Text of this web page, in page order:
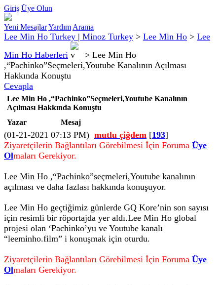
Giriş Üye Olun
Yeni MesajlarYardım Arama
Lee Min Ho Turkey | Minoz Turkey > Lee Min Ho > Lee
Min Ho Haberleri
> Lee Min Ho
,“Pachinko”Seçmeleri,Youtube Kanalının Açılması
Hakkında Konuştu
Cevapla
Lee Min Ho ,“Pachinko”Seçmeleri,Youtube Kanalının
Açılması Hakkında Konuştu
Yazar
Mesaj
(01-21-2021 07:13 PM) mutlu çiğdem [193]
Ziyaretçilerin Bağlantıları Görebilmesi İçin Foruma Üye
Olmaları Gerekiyor.
Lee Min Ho ,“Pachinko”seçmeleri,Youtube kanalının
açılması ve daha fazlası hakkında konuşuyor.
Lee Min Ho geçtiğimiz günlerde GQ Kore’nin son sayısı
için resimli bir röportajda yer aldı.Lee Min Ho global
projesi olan ‘Pachinko’yu ve Youtube kanalı
“leeminho.film” i konuşmak için oturdu.
Ziyaretçilerin Bağlantıları Görebilmesi İçin Foruma Üye
Olmaları Gerekiyor.